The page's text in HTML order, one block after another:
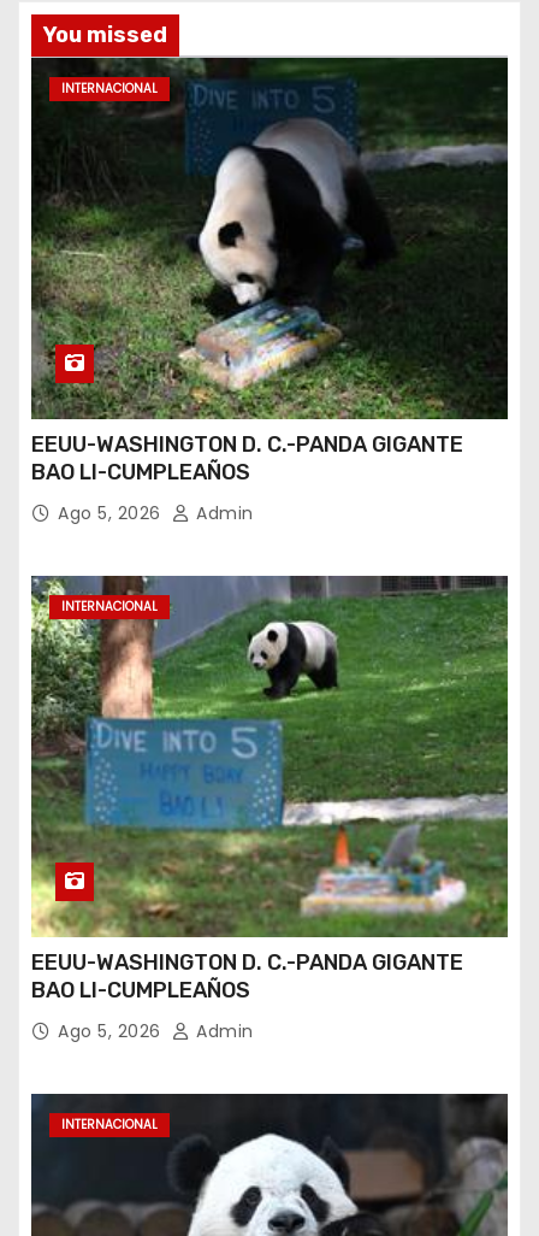
You missed
INTERNACIONAL
EEUU-WASHINGTON D. C.-PANDA GIGANTE
BAO LI-CUMPLEAÑOS
Ago 5, 2026 Admin
INTERNACIONAL
EEUU-WASHINGTON D. C.-PANDA GIGANTE
BAO LI-CUMPLEAÑOS
Ago 5, 2026 Admin
INTERNACIONAL